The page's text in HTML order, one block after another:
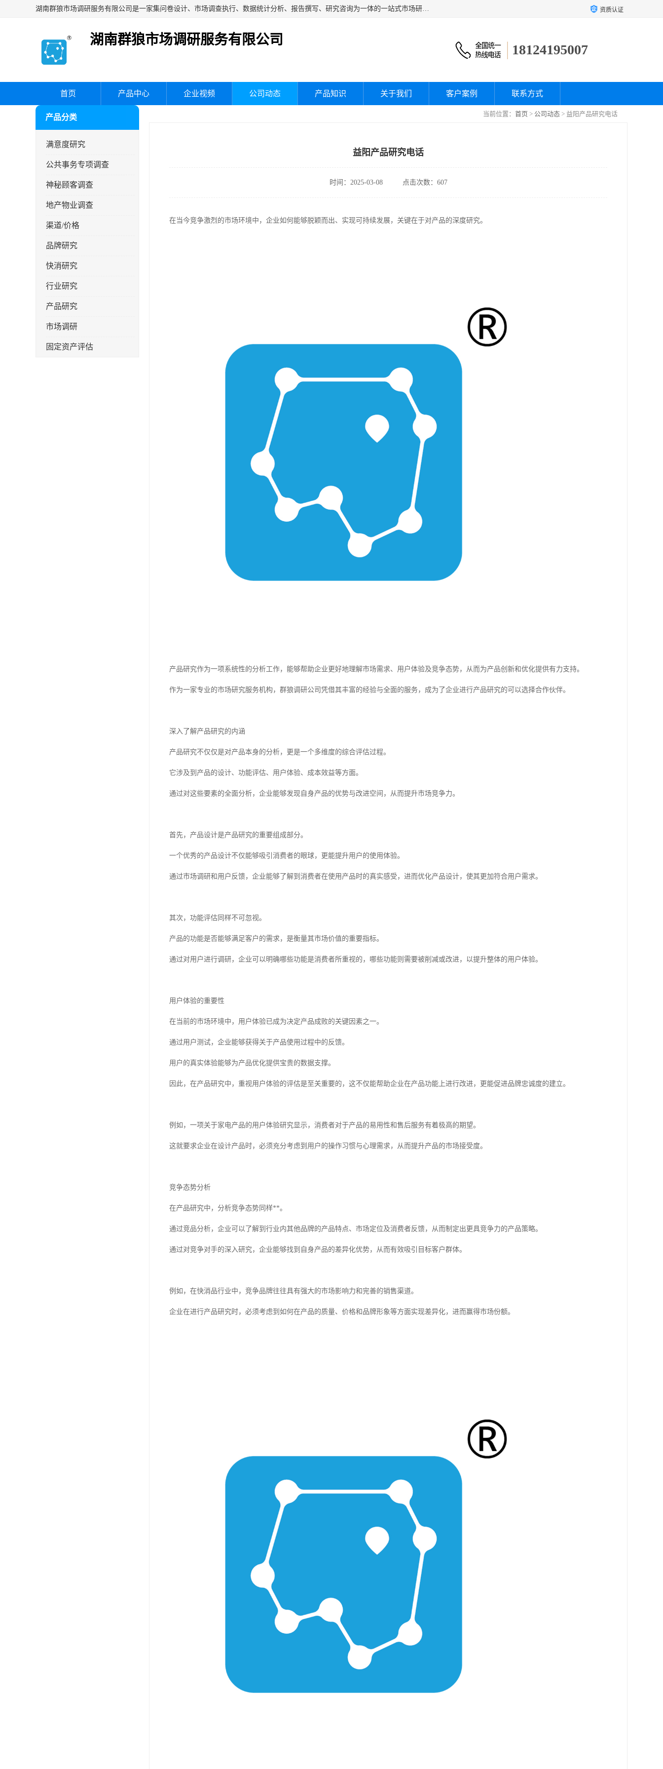
湖南群狼市场调研服务有限公司是一家集问卷设计、市场调查执行、数据统计分析、报告撰写、研究咨询为一体的一站式市场研究服务机构，主要服务：市场调研、三方评估、满意度研究、快消研究、地产物业调查、品牌研究、神秘顾客调查、行业研究、产品研究、公共事务专项调查等。 资质认证
湖南群狼市场调研服务有限公司
18124195007
首页 产品中心 企业视频 公司动态 产品知识 关于我们 客户案例 联系方式
当前位置： 首页 > 公司动态 > 益阳产品研究电话
产品分类
满意度研究
公共事务专项调查
神秘顾客调查
地产物业调查
渠道/价格
品牌研究
快消研究
行业研究
产品研究
市场调研
固定资产评估
益阳产品研究电话
时间：2025-03-08 点击次数：607
在当今竞争激烈的市场环境中，企业如何能够脱颖而出、实现可持续发展，关键在于对产品的深度研究。
产品研究作为一项系统性的分析工作，能够帮助企业更好地理解市场需求、用户体验及竞争态势，从而为产品创新和优化提供有力支持。
作为一家专业的市场研究服务机构，群狼调研公司凭借其丰富的经验与全面的服务，成为了企业进行产品研究的可以选择合作伙伴。
深入了解产品研究的内涵
产品研究不仅仅是对产品本身的分析，更是一个多维度的综合评估过程。
它涉及到产品的设计、功能评估、用户体验、成本效益等方面。
通过对这些要素的全面分析，企业能够发现自身产品的优势与改进空间，从而提升市场竞争力。
首先，产品设计是产品研究的重要组成部分。
一个优秀的产品设计不仅能够吸引消费者的眼球，更能提升用户的使用体验。
通过市场调研和用户反馈，企业能够了解到消费者在使用产品时的真实感受，进而优化产品设计，使其更加符合用户需求。
其次，功能评估同样不可忽视。
产品的功能是否能够满足客户的需求，是衡量其市场价值的重要指标。
通过对用户进行调研，企业可以明确哪些功能是消费者所重视的，哪些功能则需要被削减或改进，以提升整体的用户体验。
用户体验的重要性
在当前的市场环境中，用户体验已成为决定产品成败的关键因素之一。
通过用户测试，企业能够获得关于产品使用过程中的反馈。
用户的真实体验能够为产品优化提供宝贵的数据支撑。
因此，在产品研究中，重视用户体验的评估是至关重要的，这不仅能帮助企业在产品功能上进行改进，更能促进品牌忠诚度的建立。
例如，一项关于家电产品的用户体验研究显示，消费者对于产品的易用性和售后服务有着极高的期望。
这就要求企业在设计产品时，必须充分考虑到用户的操作习惯与心理需求，从而提升产品的市场接受度。
竞争态势分析
在产品研究中，分析竞争态势同样**。
通过竞品分析，企业可以了解到行业内其他品牌的产品特点、市场定位及消费者反馈，从而制定出更具竞争力的产品策略。
通过对竞争对手的深入研究，企业能够找到自身产品的差异化优势，从而有效吸引目标客户群体。
例如，在快消品行业中，竞争品牌往往具有强大的市场影响力和完善的销售渠道。
企业在进行产品研究时，必须考虑到如何在产品的质量、价格和品牌形象等方面实现差异化，进而赢得市场份额。